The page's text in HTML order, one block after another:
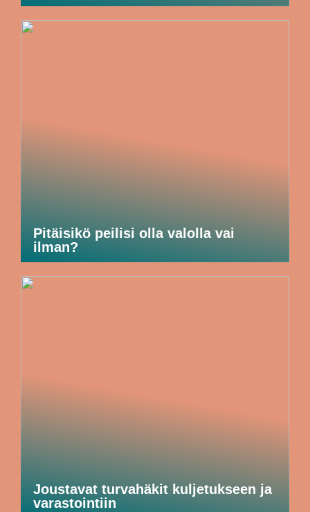
Pitäisikö peilisi olla valolla vai
ilman?
Joustavat turvahäkit kuljetukseen ja
varastointiin